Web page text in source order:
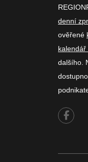
denní
ověřené
kalendář
dalšího.